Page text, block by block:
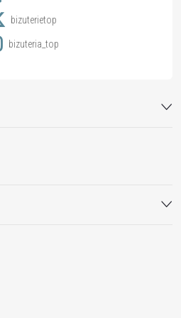
bizuterietop
bizuteria_top